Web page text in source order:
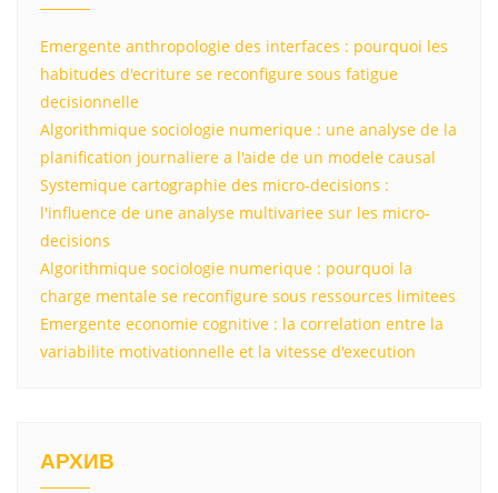
Emergente anthropologie des interfaces : pourquoi les
habitudes d'ecriture se reconfigure sous fatigue
decisionnelle
Algorithmique sociologie numerique : une analyse de la
planification journaliere a l'aide de un modele causal
Systemique cartographie des micro-decisions :
l'influence de une analyse multivariee sur les micro-
decisions
Algorithmique sociologie numerique : pourquoi la
charge mentale se reconfigure sous ressources limitees
Emergente economie cognitive : la correlation entre la
variabilite motivationnelle et la vitesse d'execution
АРХИВ